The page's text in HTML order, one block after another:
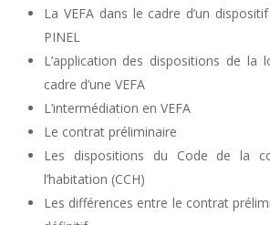
La VEFA dans le cadre d’un
PINEL
L’application des dispositions de la
cadre d’une VEFA
L’intermédiation en VEFA
Le contrat préliminaire
Les dispositions du Code de la
l’habitation (CCH)
Les différences entre le contrat